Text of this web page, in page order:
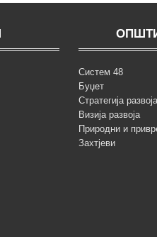
Систем 48
Буџет
Стратегија
Визија развоја
Природни и
Захтјеви